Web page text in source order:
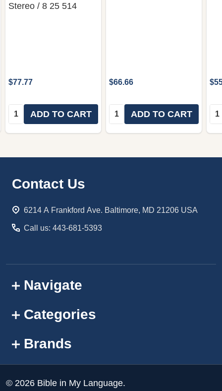
Stereo / 8 25 514
$77.77
Quantity:ADD TO CART
$66.66
Quantity:ADD TO CART
Footer
Contact Us
6214 A Frankford Ave. Baltimore, MD 21206 USA
Call us: 443-681-5393
Navigate
Categories
Brands
© 2026 Bible in My Language.